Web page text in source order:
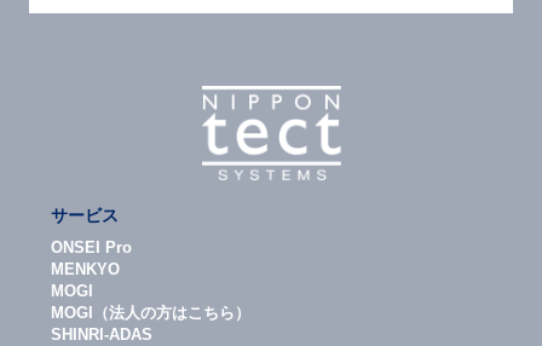
サービス
ONSEI Pro
MENKYO
MOGI
MOGI（法人の方はこちら）
SHINRI-ADAS